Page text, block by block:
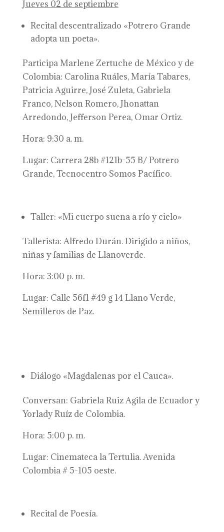
Jueves 02 de septiembre
Recital descentralizado «Potrero Grande
adopta un poeta».
Participa Marlene Zertuche de México y de
Colombia: Carolina Ruáles, María Tabares,
Patricia Aguirre, José Zuleta, Gabriela
Franco, Nelson Romero, Jhonattan
Arredondo, Jefferson Perea, Omar Ortiz.
Hora: 9:30 a. m.
Lugar: Carrera 28b #121b-55 B/ Potrero
Grande, Tecnocentro Somos Pacífico.
Taller: «Mi cuerpo suena a río y cielo»
Tallerista: Alfredo Durán. Dirigido a niños,
niñas y familias de Llanoverde.
Hora: 3:00 p. m.
Lugar: Calle 56f1 #49 g 14 Llano Verde,
Semilleros de Paz.
Diálogo «Magdalenas por el Cauca».
Conversan: Gabriela Ruiz Agila de Ecuador y
Yorlady Ruíz de Colombia.
Hora: 5:00 p. m.
Lugar: Cinemateca la Tertulia. Avenida
Colombia # 5-105 oeste.
Recital de Poesía.